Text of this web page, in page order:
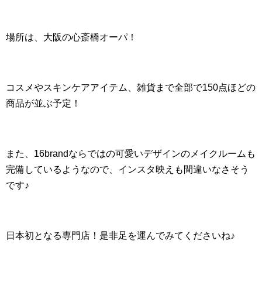
場所は、大阪の心斎橋オーパ！
コスメやスキンケアアイテム、雑貨まで全部で150点ほどの
商品が並ぶ予定！
また、16brandならではの可愛いデザインのメイクルームも
完備しているようなので、インスタ映えも間違いなさそう
です♪
日本初となる専門店！是非足を運んでみてくださいね♪